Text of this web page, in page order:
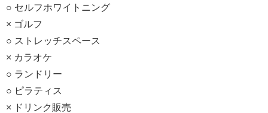
○ セルフホワイトニング
× ゴルフ
○ ストレッチスペース
× カラオケ
○ ランドリー
○ ピラティス
× ドリンク販売